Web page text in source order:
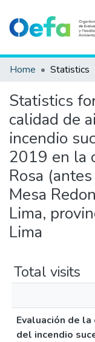
Communities &
Estad. Externas
Guias ▾
Home Statistics
Statistics
calidad de
incendio
2019 en la
Rosa
Mesa
Lima,
Lima
Total visits
Evaluación de
del incendio